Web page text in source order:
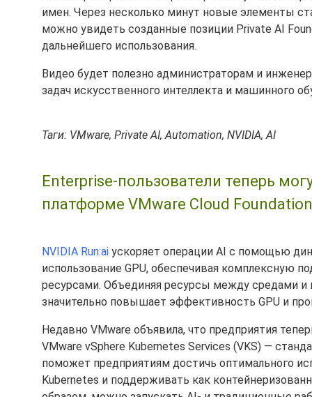
имен. Через несколько минут новые элементы
можно увидеть созданные позиции Private AI
дальнейшего использования.
Видео будет полезно администраторам и
задач искусственного интеллекта и машинного
Таги: VMware, Private AI, Automation, NVIDIA, AI
Enterprise-пользователи теперь
платформе VMware Cloud Foundation
NVIDIA Run:ai ускоряет операции AI с помощью
использование GPU, обеспечивая комплексную
ресурсами. Объединяя ресурсы между средами и
значительно повышает эффективность GPU и
Недавно VMware объявила, что предприятия
VMware vSphere Kubernetes Services (VKS) —
поможет предприятиям достичь оптимального
Kubernetes и поддерживать как